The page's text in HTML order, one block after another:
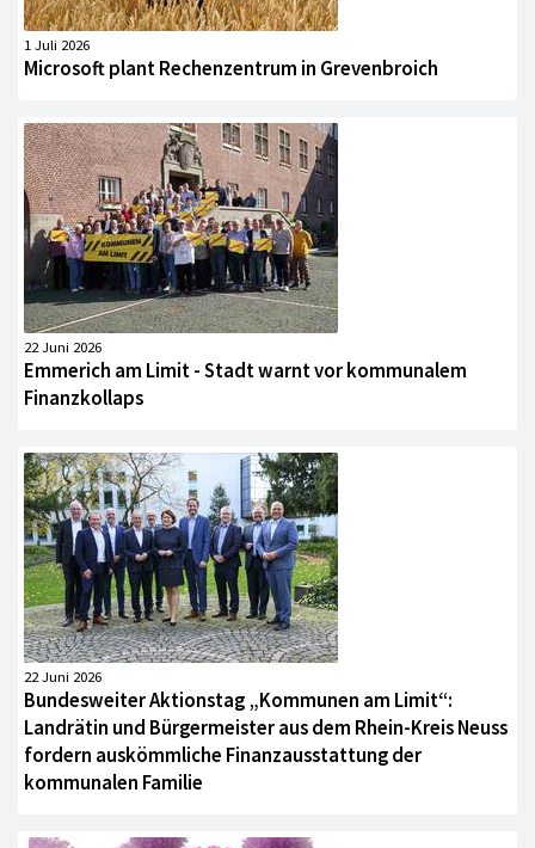
1 Juli 2026
Microsoft plant Rechenzentrum in Grevenbroich
22 Juni 2026
Emmerich am Limit - Stadt warnt vor kommunalem
Finanzkollaps
22 Juni 2026
Bundesweiter Aktionstag „Kommunen am Limit“:
Landrätin und Bürgermeister aus dem Rhein-Kreis Neuss
fordern auskömmliche Finanzausstattung der
kommunalen Familie